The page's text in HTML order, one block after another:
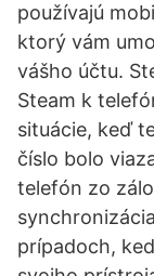
používajú
ktorý vám
vášho účtu.
Steam k
situácie, keď
číslo bolo
telefón zo
prípadoch,